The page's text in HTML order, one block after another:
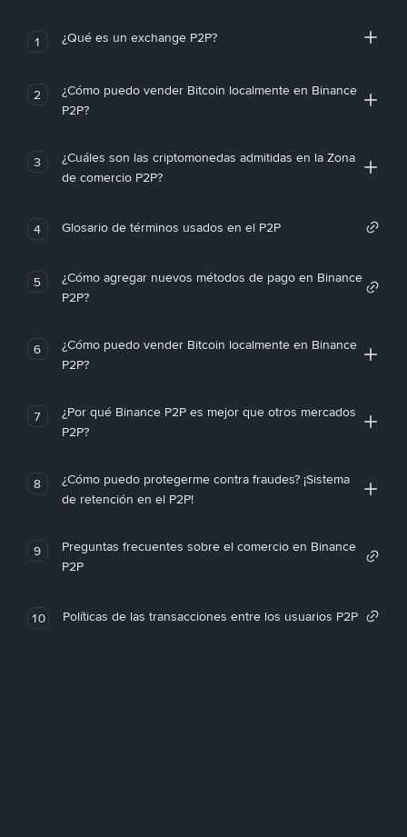
1 ¿Qué es un exchange P2P?
2
¿Cómo puedo vender Bitcoin localmente en Binance
P2P?
3
¿Cuáles son las criptomonedas admitidas en la Zona
de comercio P2P?
4 Glosario de términos usados en el P2P
5
¿Cómo agregar nuevos métodos de pago en Binance
P2P?
6
¿Cómo puedo vender Bitcoin localmente en Binance
P2P?
7
¿Por qué Binance P2P es mejor que otros mercados
P2P?
8
¿Cómo puedo protegerme contra fraudes? ¡Sistema
de retención en el P2P!
9
Preguntas frecuentes sobre el comercio en Binance
P2P
10 Políticas de las transacciones entre los usuarios P2P